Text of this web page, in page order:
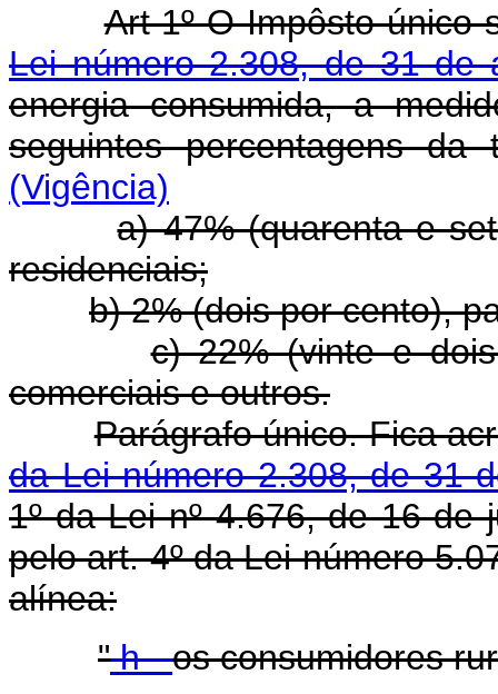
Art 1º O Impôsto único
Lei número 2.308, de 31 de
energia consumida, a
seguintes percentagens
(Vigência)
a) 47% (quarenta e
residenciais;
b) 2% (dois por cento),
c) 22% (vinte e
comerciais e outros.
Parágrafo único. Fica
da Lei número 2.308, de 31
1º da Lei nº 4.676, de 16 de
pelo art. 4º da Lei número
alínea:
"h -os consumidores